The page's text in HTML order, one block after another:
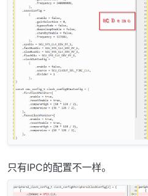
只有IPC的配置不一样。